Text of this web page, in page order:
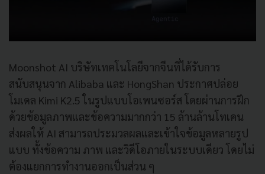
Moonshot AI บริษัทเทคโนโลยีจากจีนที่ได้รับการ
สนับสนุนจาก Alibaba และ HongShan ประกาศปล่อย
โมเดล Kimi K2.5 ในรูปแบบโอเพนซอร์ส โดยผ่านการฝึก
ด้วยข้อมูลภาพและข้อความมากกว่า 15 ล้านล้านโทเคน
ส่งผลให้ AI สามารถประมวลผลและเข้าใจข้อมูลหลายรูป
แบบ ทั้งข้อความ ภาพ และวิดีโอภายในระบบเดียว โดยไม่
ต้องแยกการทำงานออกเป็นส่วน ๆ